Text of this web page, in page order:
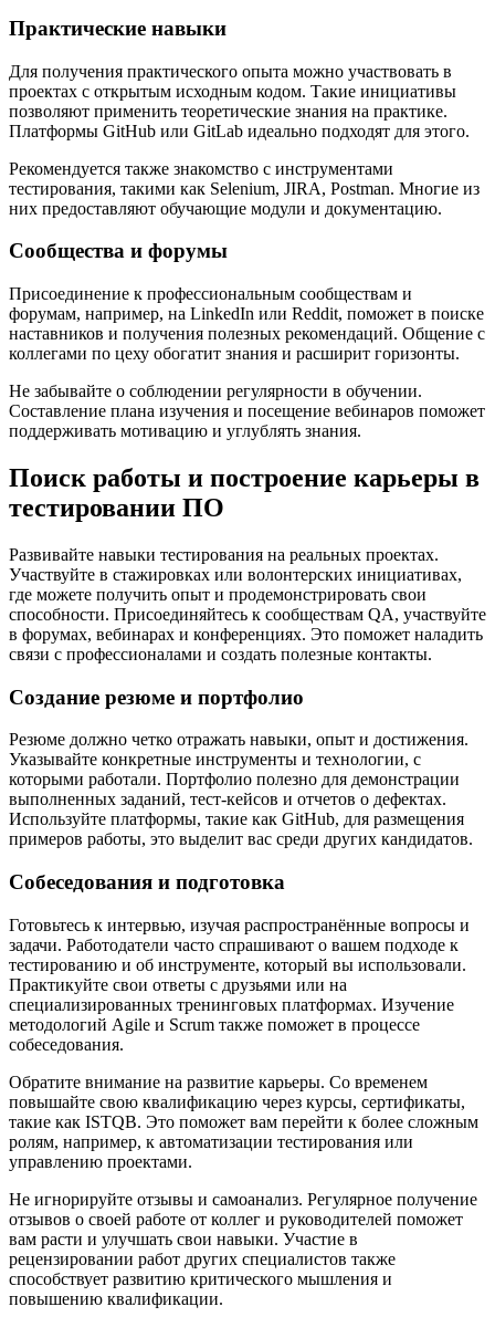
Практические навыки
Для получения практического опыта можно участвовать в
проектах с открытым исходным кодом. Такие инициативы
позволяют применить теоретические знания на практике.
Платформы GitHub или GitLab идеально подходят для этого.
Рекомендуется также знакомство с инструментами
тестирования, такими как Selenium, JIRA, Postman. Многие из
них предоставляют обучающие модули и документацию.
Сообщества и форумы
Присоединение к профессиональным сообществам и
форумам, например, на LinkedIn или Reddit, поможет в поиске
наставников и получения полезных рекомендаций. Общение с
коллегами по цеху обогатит знания и расширит горизонты.
Не забывайте о соблюдении регулярности в обучении.
Составление плана изучения и посещение вебинаров поможет
поддерживать мотивацию и углублять знания.
Поиск работы и построение карьеры в
тестировании ПО
Развивайте навыки тестирования на реальных проектах.
Участвуйте в стажировках или волонтерских инициативах,
где можете получить опыт и продемонстрировать свои
способности. Присоединяйтесь к сообществам QA, участвуйте
в форумах, вебинарах и конференциях. Это поможет наладить
связи с профессионалами и создать полезные контакты.
Создание резюме и портфолио
Резюме должно четко отражать навыки, опыт и достижения.
Указывайте конкретные инструменты и технологии, с
которыми работали. Портфолио полезно для демонстрации
выполненных заданий, тест-кейсов и отчетов о дефектах.
Используйте платформы, такие как GitHub, для размещения
примеров работы, это выделит вас среди других кандидатов.
Собеседования и подготовка
Готовьтесь к интервью, изучая распространённые вопросы и
задачи. Работодатели часто спрашивают о вашем подходе к
тестированию и об инструменте, который вы использовали.
Практикуйте свои ответы с друзьями или на
специализированных тренинговых платформах. Изучение
методологий Agile и Scrum также поможет в процессе
собеседования.
Обратите внимание на развитие карьеры. Со временем
повышайте свою квалификацию через курсы, сертификаты,
такие как ISTQB. Это поможет вам перейти к более сложным
ролям, например, к автоматизации тестирования или
управлению проектами.
Не игнорируйте отзывы и самоанализ. Регулярное получение
отзывов о своей работе от коллег и руководителей поможет
вам расти и улучшать свои навыки. Участие в
рецензировании работ других специалистов также
способствует развитию критического мышления и
повышению квалификации.